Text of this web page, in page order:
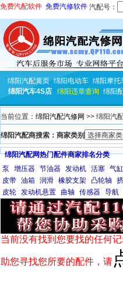
免费汽配软件 免费汽修软件 汽配号：
绵阳汽配黄页 绵阳电动车 绵阳摩托
绵阳汽车4S店
绵阳违章查询 绵阳
当前位置： 绵阳汽配汽修网 >> 绵阳汽
绵阳汽配商搜索：商家类别
绵阳汽配网热门配件商家排名分类
泵
增压器 节油器 发动机 活塞 气缸
皮带 油箱 润滑 橡胶支架 凸轮轴
皮轮 发动机悬置 曲轴 传感器 导航
当前没有找到您要找的任何
助您寻找您所要的配件，请